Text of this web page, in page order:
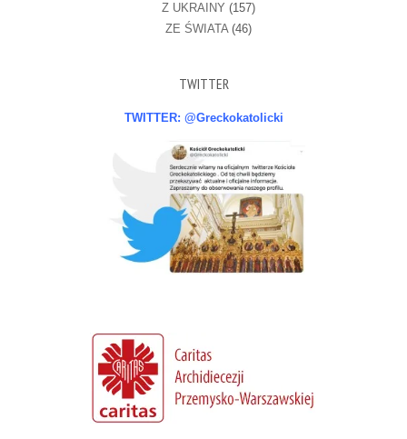
Z UKRAINY (157)
ZE ŚWIATA(46)
TWITTER
TWITTER: @Greckokatolicki